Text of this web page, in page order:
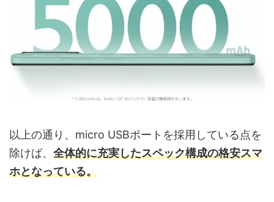
以上の通り、micro USBポートを採用している点を
除けば、 全体的に充実したスペック構成の格安スマ
ホとなっている。